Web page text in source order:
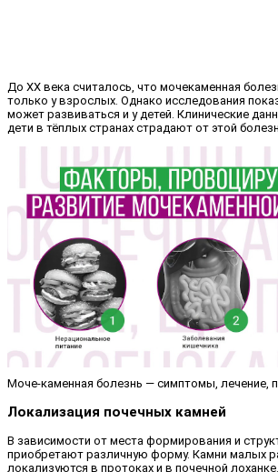
До XX века считалось, что мочекаменная
только у взрослых. Однако исследования
может развиваться и у детей. Клинические
дети в тёплых странах страдают от этой
Моче-каменная болезнь — симптомы, лечение,
Локализация почечных камней
В зависимости от места формирования и
приобретают различную форму. Камни малых
локализуются в протоках и в почечной